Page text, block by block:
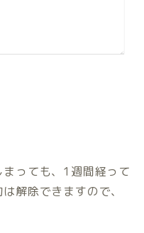
っても、1週間経って
解除できますので、